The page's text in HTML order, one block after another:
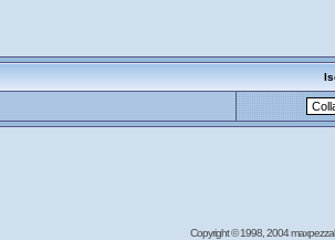
Copyright © 1998, 2004